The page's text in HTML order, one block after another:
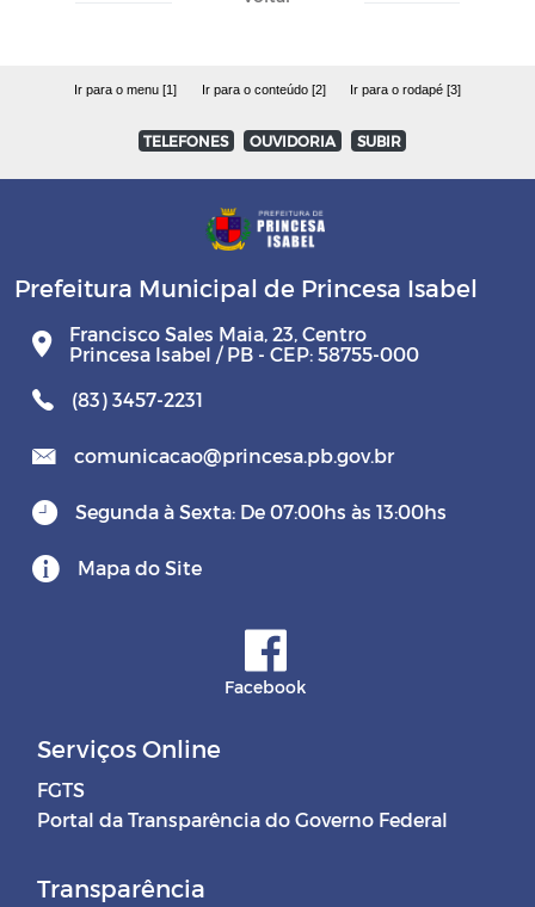
Ir para o menu [1] Ir para o conteúdo [2] Ir para o rodapé [3]
TELEFONES OUVIDORIA SUBIR
Prefeitura Municipal de Princesa Isabel
Francisco Sales Maia, 23, Centro
Princesa Isabel / PB - CEP: 58755-000
(83) 3457-2231
comunicacao@princesa.pb.gov.br
Segunda à Sexta: De 07:00hs às 13:00hs
Mapa do Site
Facebook
Serviços Online
FGTS
Portal da Transparência do Governo Federal
Transparência